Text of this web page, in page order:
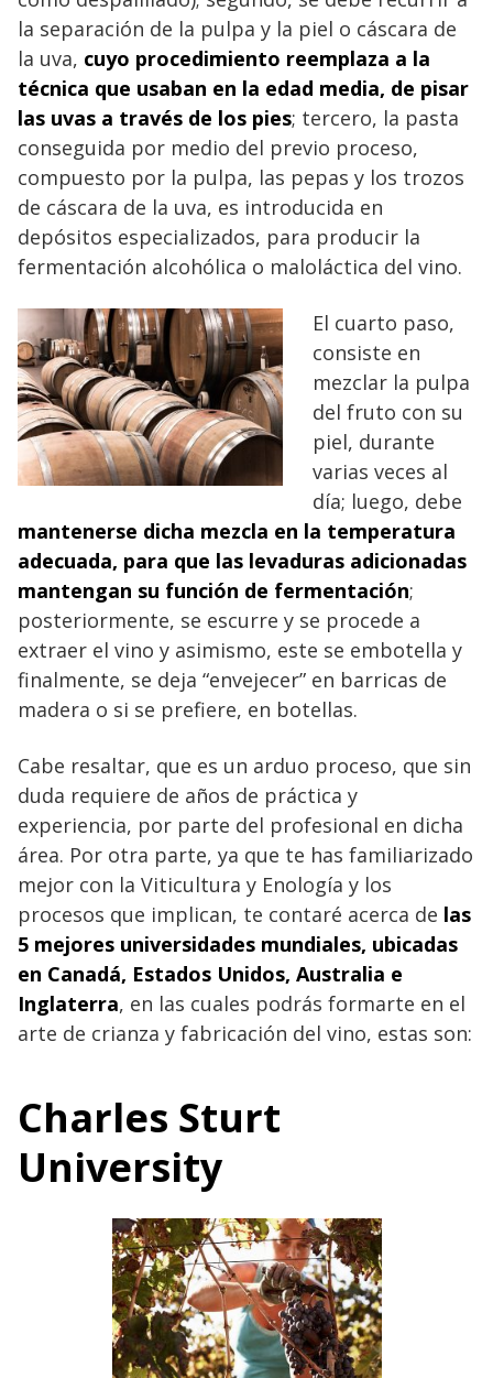
la separación de la pulpa y la piel o cáscara de
la uva, cuyo procedimiento reemplaza a la
técnica que usaban en la edad media, de pisar
las uvas a través de los pies; tercero, la pasta
conseguida por medio del previo proceso,
compuesto por la pulpa, las pepas y los trozos
de cáscara de la uva, es introducida en
depósitos especializados, para producir la
fermentación alcohólica o maloláctica del vino.
El cuarto paso,
consiste en
mezclar la pulpa
del fruto con su
piel, durante
varias veces al
día; luego, debe
mantenerse dicha mezcla en la temperatura
adecuada, para que las levaduras adicionadas
mantengan su función de fermentación;
posteriormente, se escurre y se procede a
extraer el vino y asimismo, este se embotella y
finalmente, se deja “envejecer” en barricas de
madera o si se prefiere, en botellas.
Cabe resaltar, que es un arduo proceso, que sin
duda requiere de años de práctica y
experiencia, por parte del profesional en dicha
área. Por otra parte, ya que te has familiarizado
mejor con la Viticultura y Enología y los
procesos que implican, te contaré acerca de las
5 mejores universidades mundiales, ubicadas
en Canadá, Estados Unidos, Australia e
Inglaterra, en las cuales podrás formarte en el
arte de crianza y fabricación del vino, estas son:
Charles Sturt
University